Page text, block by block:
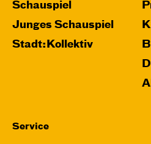
Schauspiel
Junges Schauspiel
Stadt:Kollektiv
Service